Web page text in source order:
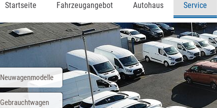
Startseite Fahrzeugangebot Autohaus Service
Neuwagenmodelle
Gebrauchtwagen